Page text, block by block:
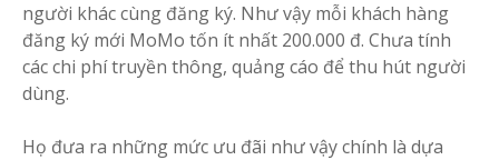
người khác cùng đăng ký. Như vậy mỗi khách hàng
đăng ký mới MoMo tốn ít nhất 200.000 đ. Chưa tính
các chi phí truyền thông, quảng cáo để thu hút người
dùng.
Họ đưa ra những mức ưu đãi như vậy chính là dựa